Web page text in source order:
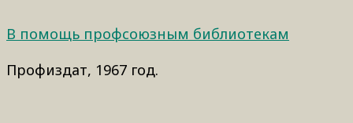
В помощь профсоюзным библиотекам
Профиздат, 1967 год.